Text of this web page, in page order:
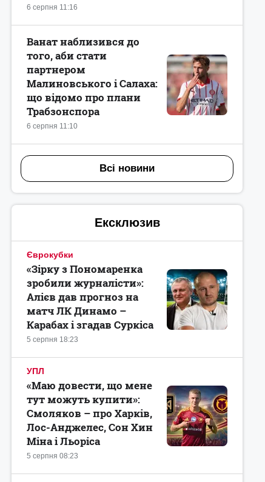
6 серпня 11:16
6 серпня 11:10
Ванат наблизився до
того, аби стати
партнером
Малиновського і Салаха:
що відомо про плани
Трабзонспора
Всі новини
Ексклюзив
Єврокубки
5 серпня 18:23
«Зірку з Пономаренка
зробили журналісти»:
Алієв дав прогноз на
матч ЛК Динамо –
Карабах і згадав Суркіса
УПЛ
5 серпня 08:23
«Маю довести, що мене
тут можуть купити»:
Смоляков – про Харків,
Лос-Анджелес, Сон Хин
Міна і Льоріса